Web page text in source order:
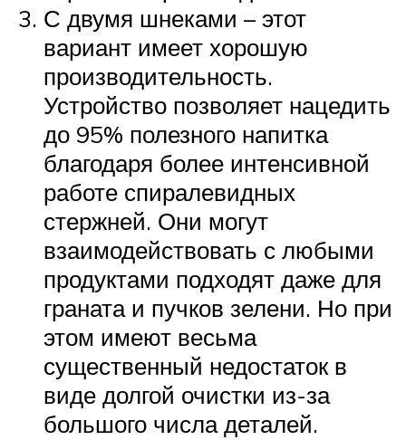
С двумя шнеками – этот
вариант имеет хорошую
производительность.
Устройство позволяет нацедить
до 95% полезного напитка
благодаря более интенсивной
работе спиралевидных
стержней. Они могут
взаимодействовать с любыми
продуктами подходят даже для
граната и пучков зелени. Но при
этом имеют весьма
существенный недостаток в
виде долгой очистки из-за
большого числа деталей.